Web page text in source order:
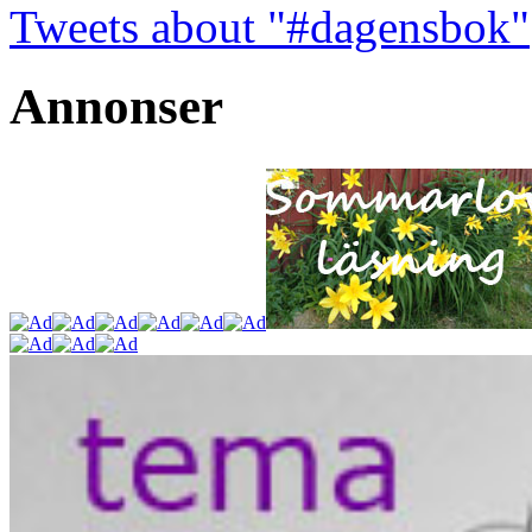
Tweets about "#dagensbok"
Annonser